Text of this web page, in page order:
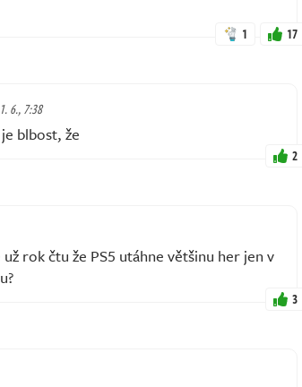
1 17
6., 7:38
blbost, že
2
rok čtu že PS5 utáhne většinu her jen v
3